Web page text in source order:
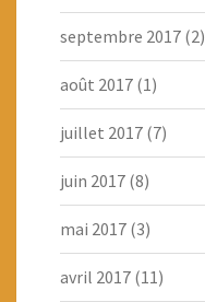
septembre 2017 (2)
août 2017 (1)
juillet 2017 (7)
juin 2017 (8)
mai 2017 (3)
avril 2017 (11)